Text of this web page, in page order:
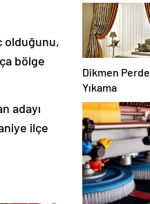
olduğunu,
bölge
adayı
ilçe
Dikmen Perde
Yıkama